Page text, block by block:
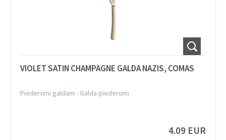
VIOLET SATIN CHAMPAGNE GALDA NAZIS, COMAS
Piederumi galdam - Galda piederumi
4.09 EUR